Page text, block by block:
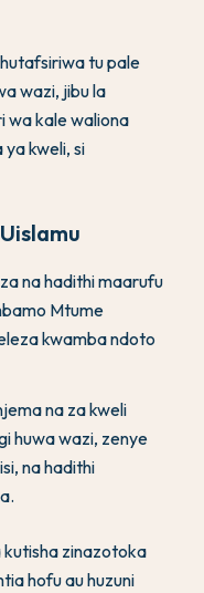
tu pale
wazi, jibu la
wa kale waliona
kweli, si
na hadithi maarufu
Mtume
kwamba ndoto
na za kweli
huwa wazi, zenye
na hadithi
zinazotoka
hofu au huzuni